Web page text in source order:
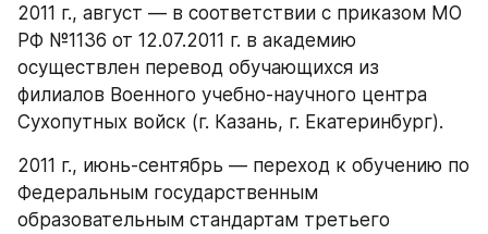
2011 г., август — в соответствии с приказом МО
РФ №1136 от 12.07.2011 г. в академию
осуществлен перевод обучающихся из
филиалов Военного учебно-научного центра
Сухопутных войск (г. Казань, г. Екатеринбург).
2011 г., июнь-сентябрь — переход к обучению по
Федеральным государственным
образовательным стандартам третьего